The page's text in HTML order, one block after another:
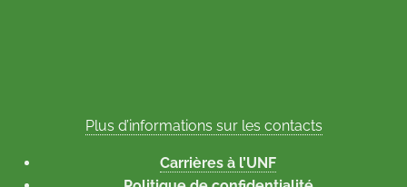
Plus d’informations sur les contacts
Carrières à l’UNF